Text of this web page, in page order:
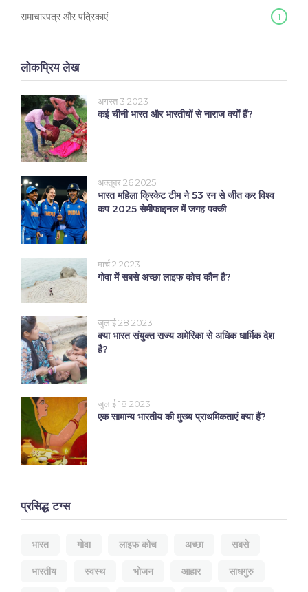
समाचारपत्र और पत्रिकाएं 1
लोकप्रिय लेख
अगस्त 3 2023
कई चीनी भारत और भारतीयों से नाराज क्यों हैं?
अक्तूबर 26 2025
भारत महिला क्रिकेट टीम ने 53 रन से जीत कर विश्व
कप 2025 सेमीफाइनल में जगह पक्की
मार्च 2 2023
गोवा में सबसे अच्छा लाइफ कोच कौन है?
जुलाई 28 2023
क्या भारत संयुक्त राज्य अमेरिका से अधिक धार्मिक देश
है?
जुलाई 18 2023
एक सामान्य भारतीय की मुख्य प्राथमिकताएं क्या हैं?
प्रसिद्ध टग्स
भारत गोवा लाइफ कोच अच्छा सबसे
भारतीय स्वस्थ भोजन आहार साधगुरु